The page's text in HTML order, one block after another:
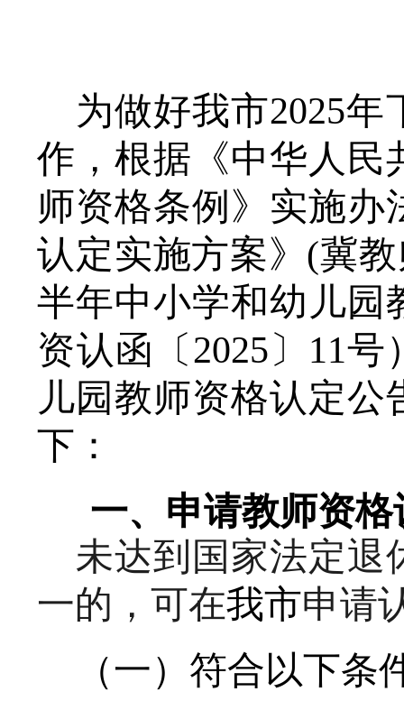
为做好我市2025年
作，根据《中华人民
师资格条例》实施
认定实施方案》(冀
半年中小学和幼儿园
资认函〔2025〕11
儿园教师资格认定
下：
一、申请教师资
未达到国家法定退
一的，可在我市申请
（一）符合以下条